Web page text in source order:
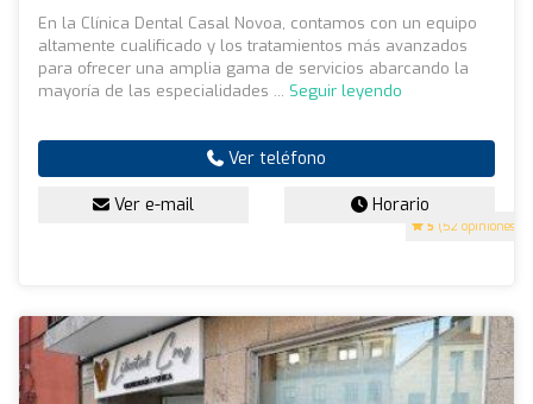
5 (52 opiniones)
En la Clínica Dental Casal Novoa, contamos con un equipo
altamente cualificado y los tratamientos más avanzados
para ofrecer una amplia gama de servicios abarcando la
mayoría de las especialidades ... Seguir leyendo
Ver teléfono
Ver e-mail Horario